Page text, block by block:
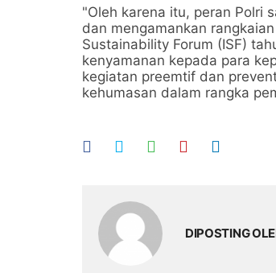
"Oleh karena itu, peran Polri
dan mengamankan
Sustainability Forum (ISF)
kenyamanan kepada para
kegiatan preemtif dan
kehumasan dalam rangka
DIPOSTING